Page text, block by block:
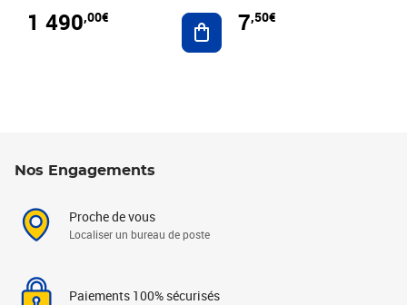
1 490,00€ Ajouter au panier
7,50€
Nos Engagements
Proche de vous
Localiser un bureau de poste
Paiements 100% sécurisés